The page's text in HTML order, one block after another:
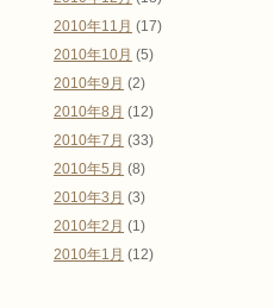
2010年11月 (17)
2010年10月 (5)
2010年9月 (2)
2010年8月 (12)
2010年7月 (33)
2010年5月 (8)
2010年3月 (3)
2010年2月 (1)
2010年1月 (12)